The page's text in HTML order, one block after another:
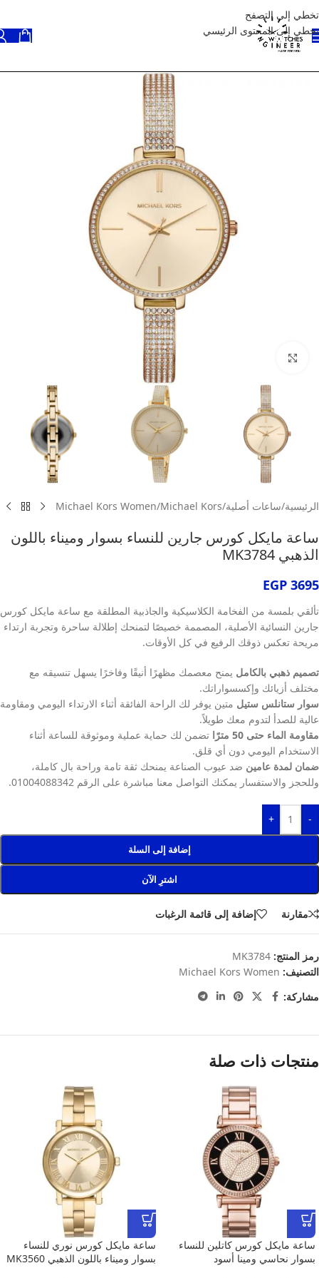
تخطي إلى التصفح
تخطي إلى المحتوى الرئيسي
الرئيسية/ساعات أصلية/
Michael Kors
/
Michael Kors Women
ساعة مايكل كورس جارين للنساء بسوار وميناء باللون
الذهبي MK3784
EGP 3695
تألقي بلمسة من الفخامة الكلاسيكية والجاذبية المطلقة مع ساعة مايكل كورس
جارين النسائية الأصلية، المصممة خصيصًا لتمنحك إطلالة ساحرة وتجربة ارتداء
مريحة تعكس ذوقك الرفيع في كل الأوقات.
تصميم ذهبي بالكامل يمنح معصمك مظهرًا أنيقًا وفاخرًا يسهل تنسيقه مع
مختلف أزيائك وإكسسواراتك.
سوار ستانلس ستيل متين يوفر لك الراحة الفائقة أثناء الارتداء اليومي ومقاومة
عالية للصدأ لتدوم معك طويلاً.
مقاومة الماء حتى 50 مترًا
تضمن لك حماية عملية وموثوقة للساعة أثناء
الاستخدام اليومي دون أي قلق.
ضمان لمدة عامين ضد عيوب الصناعة يمنحك ثقة تامة وراحة بال كاملة،
وللحجز والاستفسار يمكنك التواصل معنا مباشرة على الرقم 01004088342.
-
+
إضافة إلى السلة
اشترِ الآن
مقارنة إضافة إلى قائمة الرغبات
رمز المنتج: MK3784
التصنيف: Michael Kors Women
مشاركة:
منتجات ذات صلة
ساعة مايكل كورس كاتلين للنساء
بسوار نحاسي ومينا أسود
ساعة مايكل كورس نوري للنساء
بسوار وميناء باللون الذهبي MK3560